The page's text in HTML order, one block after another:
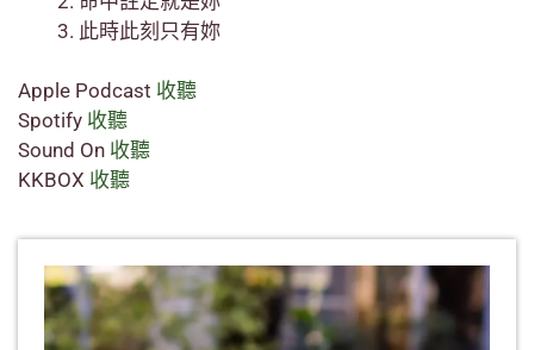
此時此刻只有妳
Apple Podcast 收聽
Spotify 收聽
Sound On 收聽
KKBOX 收聽